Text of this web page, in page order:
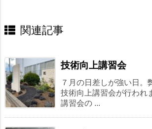
関連記事
技術向上講習会
７月の日差しが強い日。
技術向上講習会が行われ
講習会の ...